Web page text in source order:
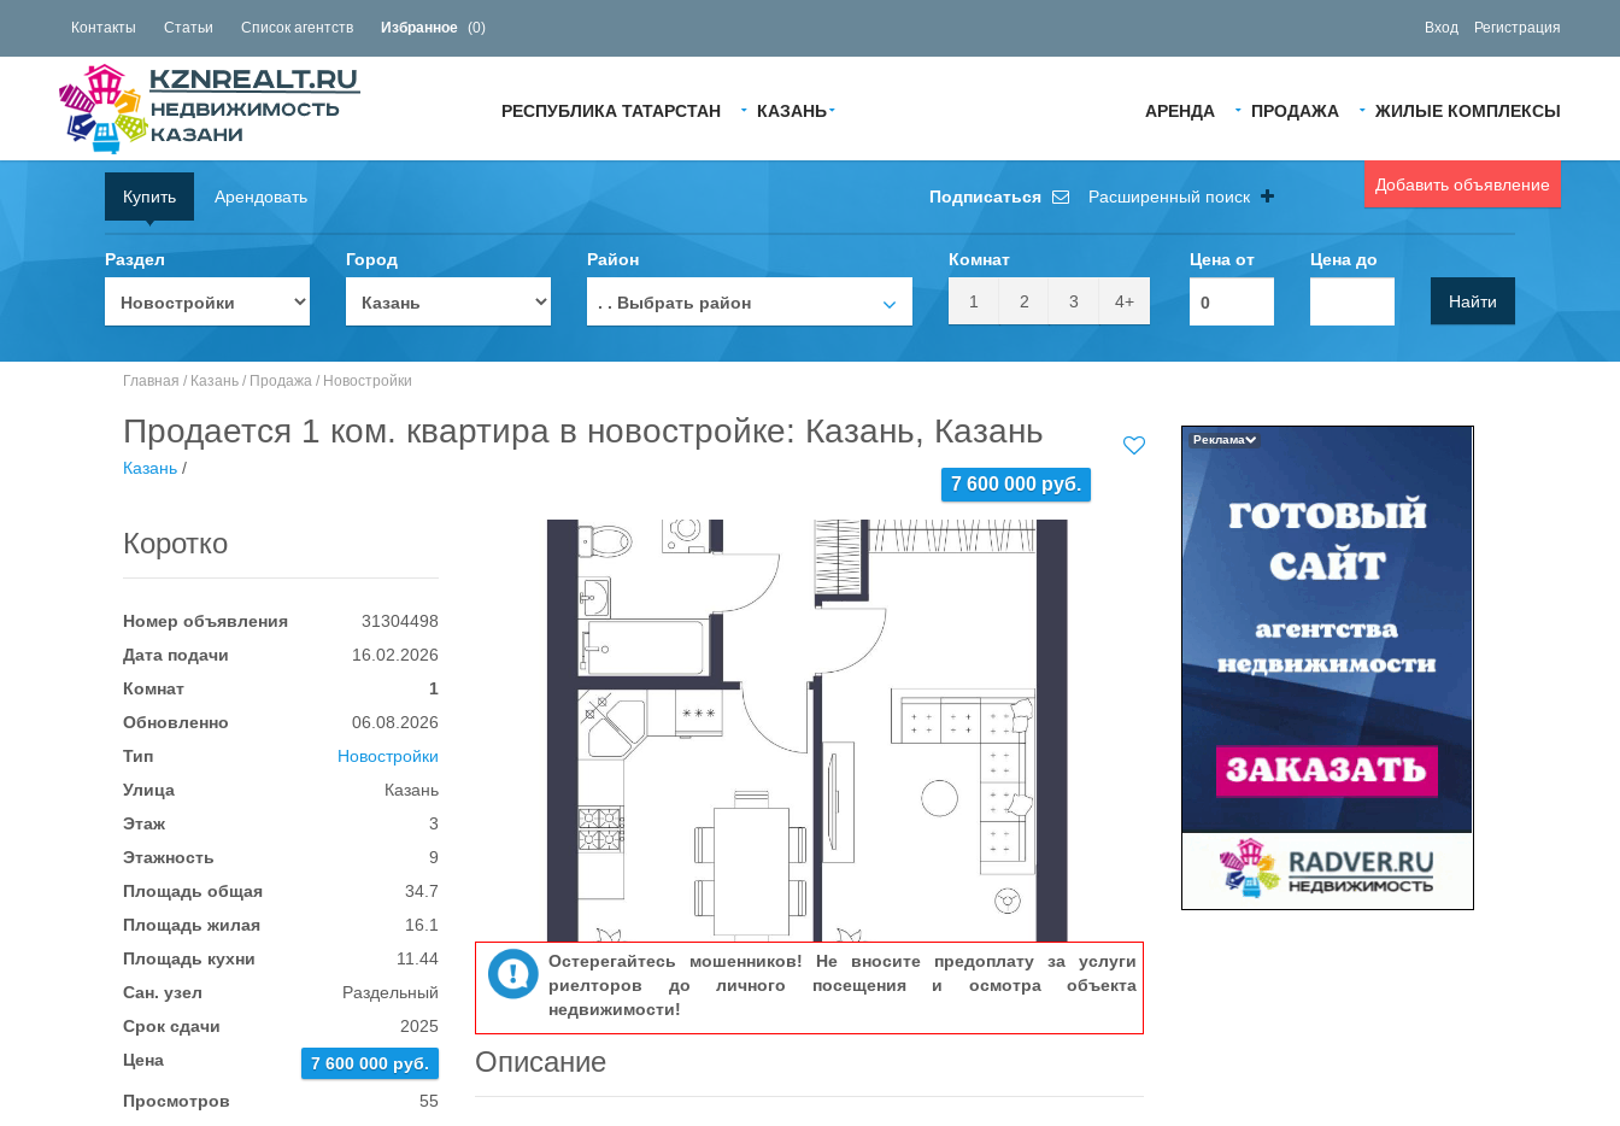
Контакты Статьи Список агентств Избранное (0) Вход Регистрация
АРЕНДА ПРОДАЖА ЖИЛЫЕ КОМПЛЕКСЫ
РЕСПУБЛИКА ТАТАРСТАН КАЗАНЬ
Добавить объявление
Купить Арендовать Подписаться Расширенный поиск
Раздел Город Район
. . Выбрать район
Комнат
1 2 3 4+
Цена от Цена до
Найти
Главная / Казань / Продажа / Новостройки
Продается 1 ком. квартира в новостройке: Казань, Казань
7 600 000 руб.
Казань /
Коротко
Номер объявления
31304498
Дата подачи
16.02.2026
Комнат
1
Обновленно
06.08.2026
Тип
Новостройки
Улица
Казань
Этаж
3
Этажность
9
Площадь общая
34.7
Площадь жилая
16.1
Площадь кухни
11.44
Сан. узел
Раздельный
Срок сдачи
2025
Цена
7 600 000 руб.
Просмотров
55
Остерегайтесь мошенников! Не вносите предоплату за услуги
риелторов до личного посещения и осмотра объекта
недвижимости!
Описание
Реклама